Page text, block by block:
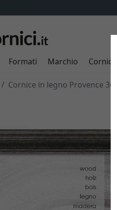
Formati Marchio Cornici
Cornice in legno Provence 36